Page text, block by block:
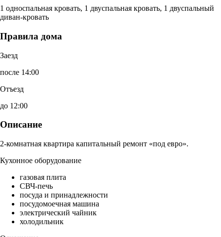
1 односпальная кровать, 1 двуспальная кровать, 1 двуспальный
диван-кровать
Правила дома
Заезд
после 14:00
Отъезд
до 12:00
Описание
2-комнатная квартира капитальный ремонт «под евро».
Кухонное оборудование
газовая плита
СВЧ-печь
посуда и принадлежности
посудомоечная машина
электрический чайник
холодильник